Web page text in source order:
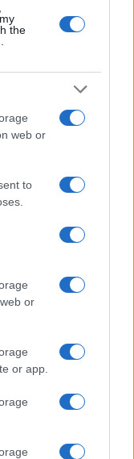
the
web or
to
or
or app.
l’ambiente e la